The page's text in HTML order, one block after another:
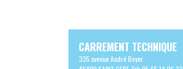
CARREMENT TECHNIQUE
335 avenue André Boyer